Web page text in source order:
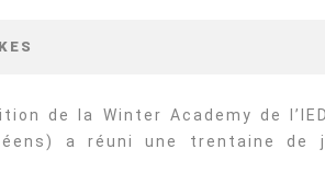
de la Winter Academy de
a réuni une trentaine de
supports
Ukrainian
SECGEN ,